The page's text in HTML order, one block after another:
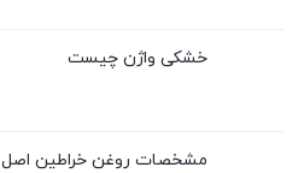
خشکی واژن چیست
مشخصات روغن خراطین اصل